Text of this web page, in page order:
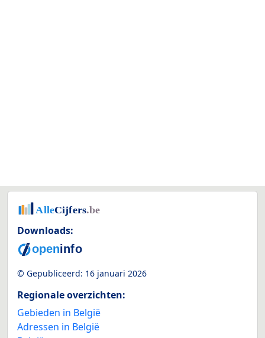
Downloads:
© Gepubliceerd: 16 januari 2026
Regionale overzichten:
Gebieden in België
Adressen in België